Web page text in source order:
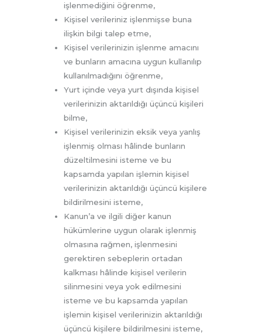
işlenmediğini öğrenme,
Kişisel verileriniz işlenmişse buna
ilişkin bilgi talep etme,
Kişisel verilerinizin işlenme amacını
ve bunların amacına uygun kullanılıp
kullanılmadığını öğrenme,
Yurt içinde veya yurt dışında kişisel
verilerinizin aktarıldığı üçüncü kişileri
bilme,
Kişisel verilerinizin eksik veya yanlış
işlenmiş olması hâlinde bunların
düzeltilmesini isteme ve bu
kapsamda yapılan işlemin kişisel
verilerinizin aktarıldığı üçüncü kişilere
bildirilmesini isteme,
Kanun’a ve ilgili diğer kanun
hükümlerine uygun olarak işlenmiş
olmasına rağmen, işlenmesini
gerektiren sebeplerin ortadan
kalkması hâlinde kişisel verilerin
silinmesini veya yok edilmesini
isteme ve bu kapsamda yapılan
işlemin kişisel verilerinizin aktarıldığı
üçüncü kişilere bildirilmesini isteme,